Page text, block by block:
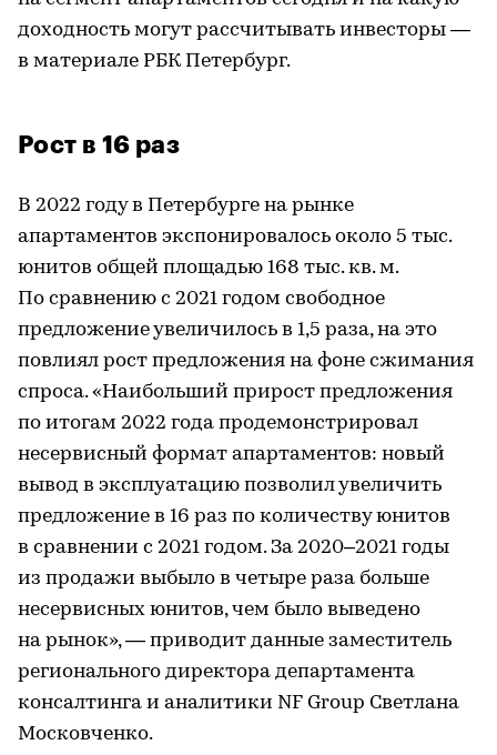
доходность могут рассчитывать инвесторы —
в материале РБК Петербург.
Рост в 16 раз
В 2022 году в Петербурге на рынке
апартаментов экспонировалось около 5 тыс.
юнитов общей площадью 168 тыс. кв. м.
По сравнению с 2021 годом свободное
предложение увеличилось в 1,5 раза, на это
повлиял рост предложения на фоне сжимания
спроса. «Наибольший прирост предложения
по итогам 2022 года продемонстрировал
несервисный формат апартаментов: новый
вывод в эксплуатацию позволил увеличить
предложение в 16 раз по количеству юнитов
в сравнении с 2021 годом. За 2020–2021 годы
из продажи выбыло в четыре раза больше
несервисных юнитов, чем было выведено
на рынок», — приводит данные заместитель
регионального директора департамента
консалтинга и аналитики NF Group Светлана
Московченко.